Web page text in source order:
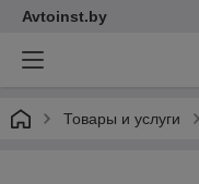
Avtoinst.by
Товары и услуги